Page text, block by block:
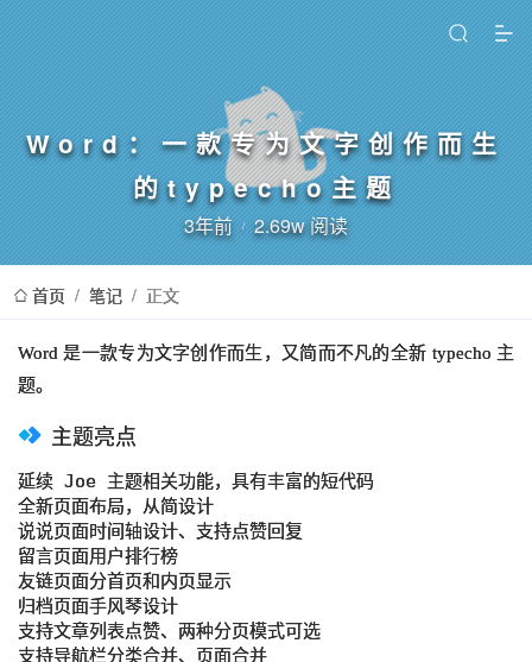
Word：一款专为文字创作而生
的typecho主题
3年前 2.69w 阅读
首页 / 笔记 / 正文
Word 是一款专为文字创作而生，又简而不凡的全新 typecho 主
题。
主题亮点
延续 Joe 主题相关功能，具有丰富的短代码
全新页面布局，从简设计
说说页面时间轴设计、支持点赞回复
留言页面用户排行榜
友链页面分首页和内页显示
归档页面手风琴设计
支持文章列表点赞、两种分页模式可选
支持导航栏分类合并、页面合并